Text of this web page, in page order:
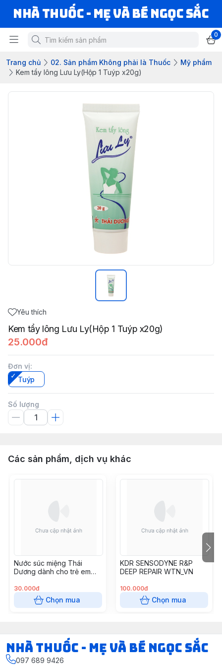
Nhà Thuốc - Mẹ và Bé Ngọc Sắc
0
Trang chủ 02. Sản phẩm Không phải là Thuốc
Mỹ phẩm
Kem tẩy lông Lưu Ly(Hộp 1 Tuýp x20g)
Yêu thích
Kem tẩy lông Lưu Ly(Hộp 1 Tuýp x20g)
25.000đ
Đơn vị:
Tuýp
Số lượng
Các sản phẩm, dịch vụ khác
Nước súc miệng Thái
Dương dành cho trẻ em
30.000đ
Chọn mua
KDR SENSODYNE R&P
DEEP REPAIR WTN_VN
100.000đ
Chọn mua
Nhà Thuốc - Mẹ và Bé Ngọc Sắc
097 689 9426